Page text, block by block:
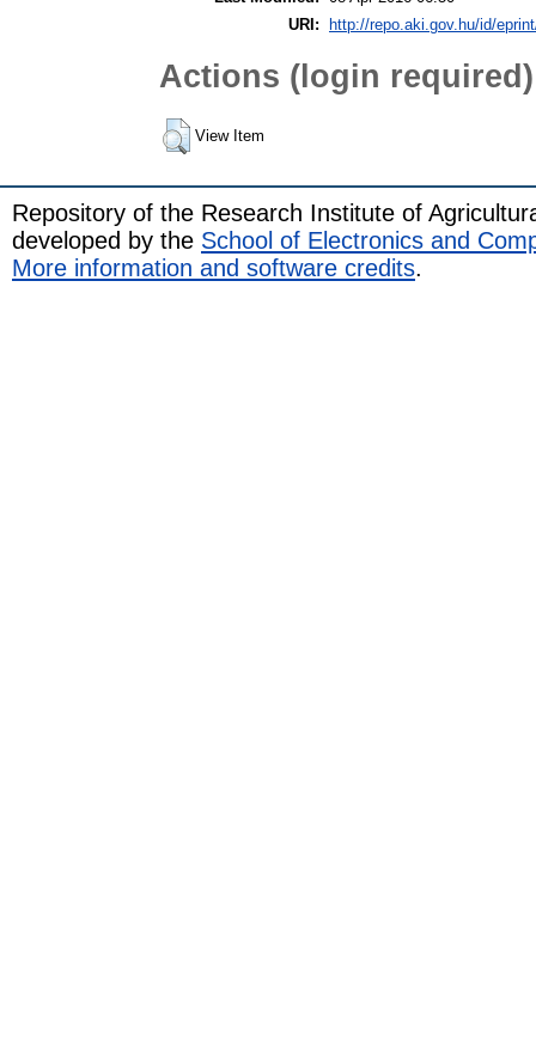
URI:
http://repo.aki.gov.hu/id/
Actions (login required)
View Item
Repository of the Research Institute of
developed by the School of Electronics and
More information and software credits.